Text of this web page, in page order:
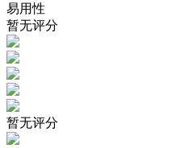
易用性
暂无评分
暂无评分